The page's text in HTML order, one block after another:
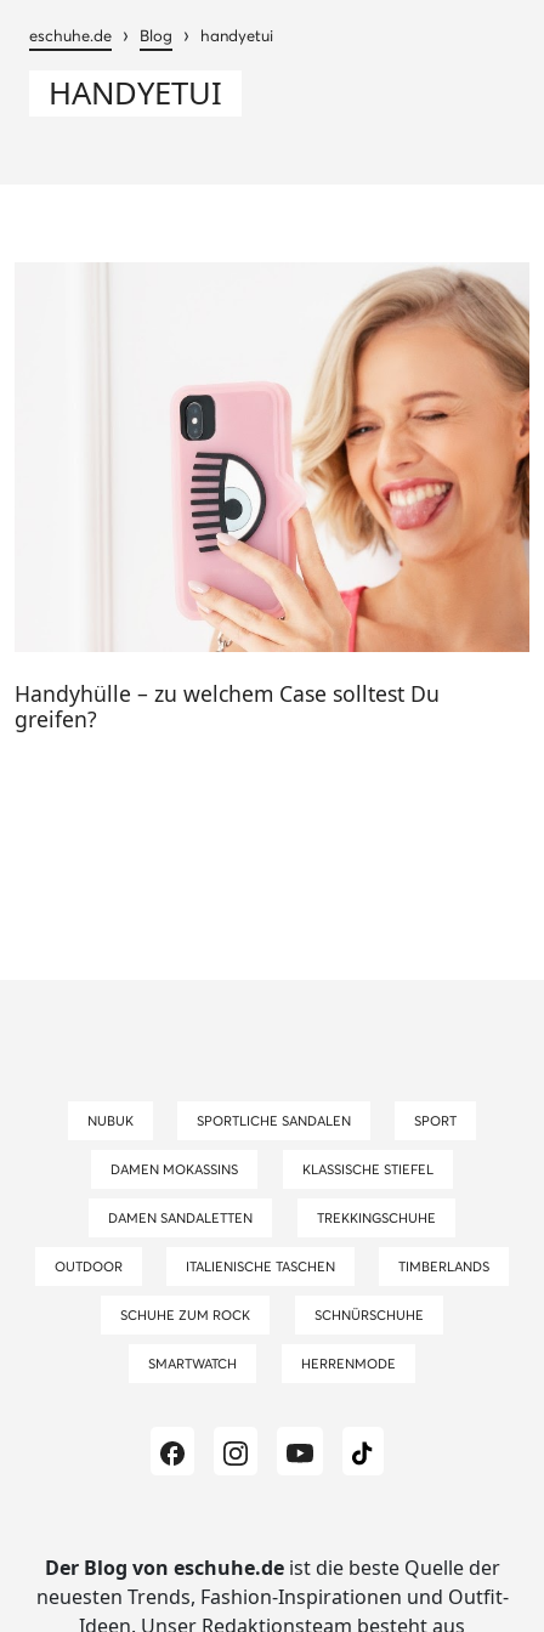
eschuhe.de › Blog › handyetui
HANDYETUI
Handyhülle – zu welchem Case solltest Du
greifen?
NUBUK SPORTLICHE SANDALEN SPORT
DAMEN MOKASSINS KLASSISCHE STIEFEL
DAMEN SANDALETTEN TREKKINGSCHUHE
OUTDOOR ITALIENISCHE TASCHEN TIMBERLANDS
SCHUHE ZUM ROCK SCHNÜRSCHUHE
SMARTWATCH HERRENMODE
Der Blog von eschuhe.deist die beste Quelle der
neuesten Trends, Fashion-Inspirationen und Outfit-
Ideen. Unser Redaktionsteam besteht aus